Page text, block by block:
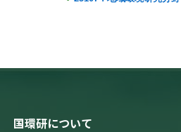
国環研について